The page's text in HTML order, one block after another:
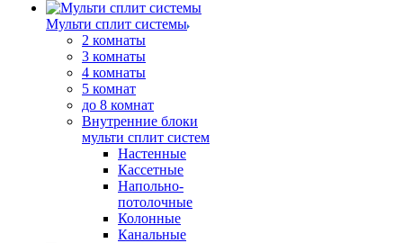
Мульти сплит системы
2 комнаты
3 комнаты
4 комнаты
5 комнат
до 8 комнат
Внутренние блоки
мульти сплит систем
Настенные
Кассетные
Напольно-
потолочные
Колонные
Канальные